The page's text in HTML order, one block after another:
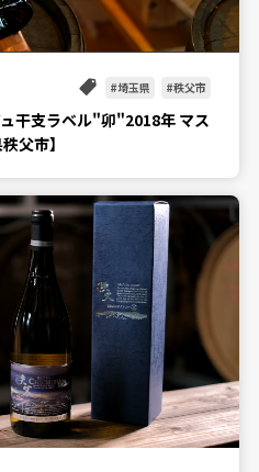
埼玉県 秩父市
干支ラベル"卯"2018年 マス
父市】